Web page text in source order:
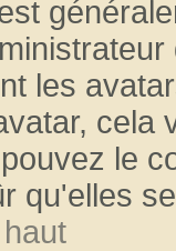
les
cela
le
qu'elles